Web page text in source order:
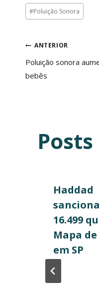
Tags
do
#Poluição Sonora
de
ANTERIOR
Poluição sonora
bebês
Haddad
16.499
Mapa
em SP